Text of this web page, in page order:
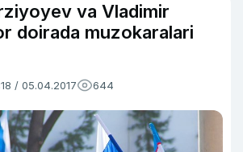
va Vladimir
doirada muzokaralari
/ 05.04.2017 644